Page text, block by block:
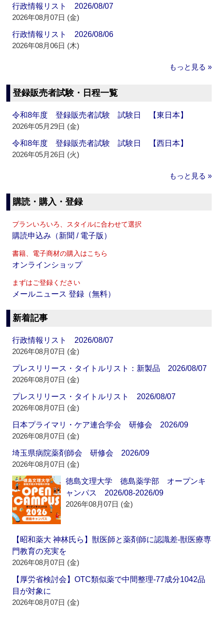
行政情報リスト 2026/08/07
2026年08月07日 (金)
行政情報リスト 2026/08/06
2026年08月06日 (木)
もっと見る »
登録販売者試験・日程一覧
令和8年度 登録販売者試験 試験日 【東日本】
2026年05月29日 (金)
令和8年度 登録販売者試験 試験日 【西日本】
2026年05月26日 (火)
もっと見る »
購読・購入・登録
プランいろいろ、スタイルに合わせて選択
購読申込み（新聞 / 電子版）
書籍、電子商材の購入はこちら
オンラインショップ
まずはご登録ください
メールニュース 登録（無料）
新着記事
行政情報リスト 2026/08/07
2026年08月07日 (金)
プレスリリース・タイトルリスト：新製品 2026/08/07
2026年08月07日 (金)
プレスリリース・タイトルリスト 2026/08/07
2026年08月07日 (金)
日本プライマリ・ケア連合学会 研修会 2026/09
2026年08月07日 (金)
埼玉県病院薬剤師会 研修会 2026/09
2026年08月07日 (金)
徳島文理大学 徳島薬学部 オープンキ
ャンパス 2026/08-2026/09
2026年08月07日 (金)
【昭和薬大 神林氏ら】獣医師と薬剤師に認識差‐獣医療専
門教育の充実を
2026年08月07日 (金)
【厚労省検討会】OTC類似薬で中間整理‐77成分1042品
目が対象に
2026年08月07日 (金)